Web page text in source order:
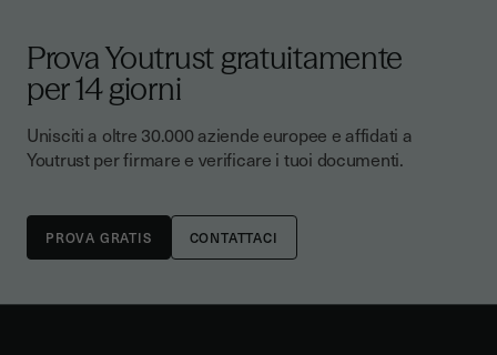
Prova Youtrust gratuitamente
per 14 giorni
Unisciti a oltre 30.000 aziende europee e affidati a
Youtrust per firmare e verificare i tuoi documenti.
CONTATTACI